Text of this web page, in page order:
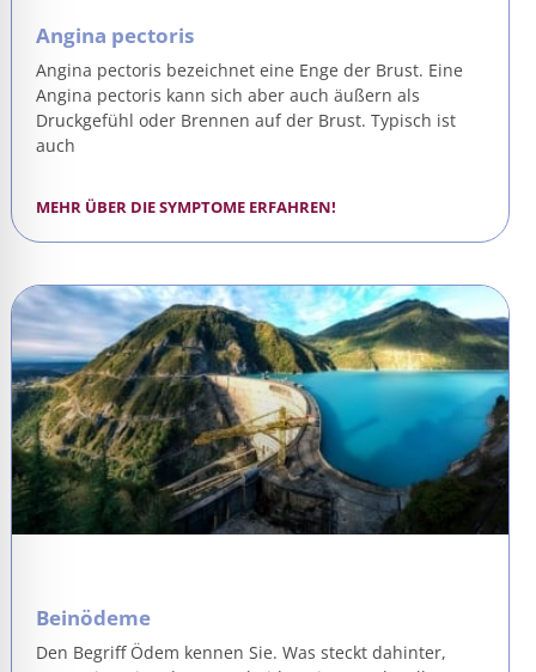
Angina pectoris
Angina pectoris bezeichnet eine Enge der Brust. Eine
Angina pectoris kann sich aber auch äußern als
Druckgefühl oder Brennen auf der Brust. Typisch ist
auch
MEHR ÜBER DIE SYMPTOME ERFAHREN!
Beinödeme
Den Begriff Ödem kennen Sie. Was steckt dahinter,